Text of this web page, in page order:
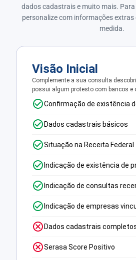
dados cadastrais e muito mais.
personalize com informações
medida.
Visão Inicial
Complemente a sua consulta
possui algum protesto com bancos e
Confirmação de existência
Dados cadastrais básicos
Situação na Receita Federal
Indicação de existência de
Indicação de consultas
Indicação de empresas
Dados cadastrais
Serasa Score Positivo